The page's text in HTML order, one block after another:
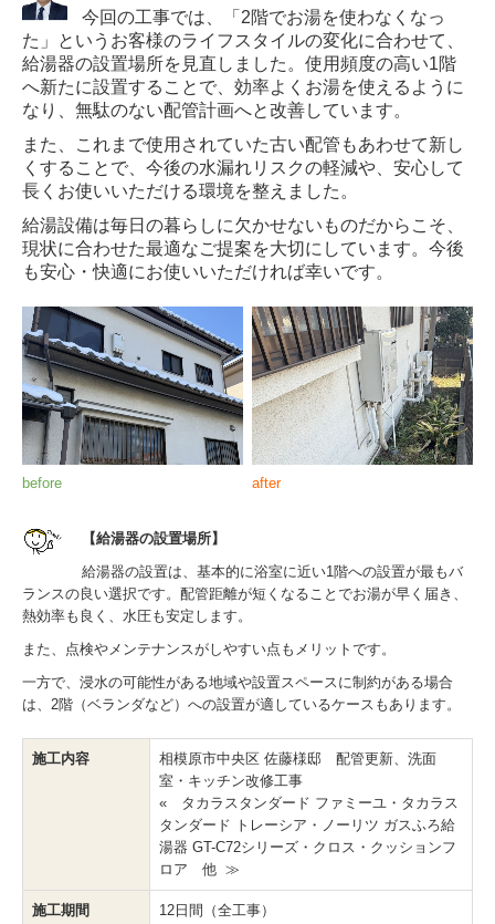
リプラスの仕事
リプラスの社員
リプラスの制度
新卒採用
中途採用
プライバシーポリシー
今回の工事では、「2階でお湯を使わなくなっ
た」というお客様のライフスタイルの変化に合わせて、
給湯器の設置場所を見直しました。使用頻度の高い1階
へ新たに設置することで、効率よくお湯を使えるように
なり、無駄のない配管計画へと改善しています。
また、これまで使用されていた古い配管もあわせて新し
くすることで、今後の水漏れリスクの軽減や、安心して
長くお使いいただける環境を整えました。
給湯設備は毎日の暮らしに欠かせないものだからこそ、
現状に合わせた最適なご提案を大切にしています。今後
も安心・快適にお使いいただければ幸いです。
before after
【給湯器の設置場所】
給湯器の設置は、基本的に浴室に近い1階への設置が最もバ
ランスの良い選択です。配管距離が短くなることでお湯が早く届き、
熱効率も良く、水圧も安定します。
また、点検やメンテナンスがしやすい点もメリットです。
一方で、浸水の可能性がある地域や設置スペースに制約がある場合
は、2階（ベランダなど）への設置が適しているケースもあります。
施工内容
相模原市中央区 佐藤様邸 配管更新、洗面
室・キッチン改修工事
« タカラスタンダード ファミーユ・タカラス
タンダード トレーシア・ノーリツ ガスふろ給
湯器 GT-C72シリーズ・クロス・クッションフ
ロア 他 ≫
施工期間 12日間（全工事）